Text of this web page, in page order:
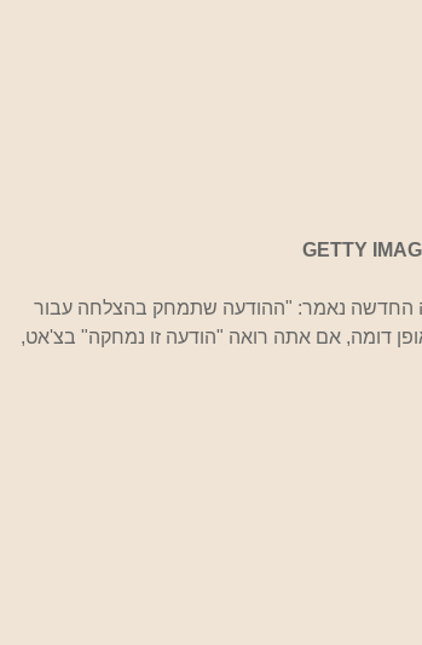
GETTY
החדשה נאמר: "ההודעה שתמחק בהצלחה עבור
דומה, אם אתה רואה "הודעה זו נמחקה" בצ'אט,